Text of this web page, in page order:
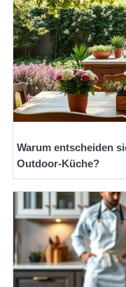
Warum entscheiden
Outdoor-Küche?